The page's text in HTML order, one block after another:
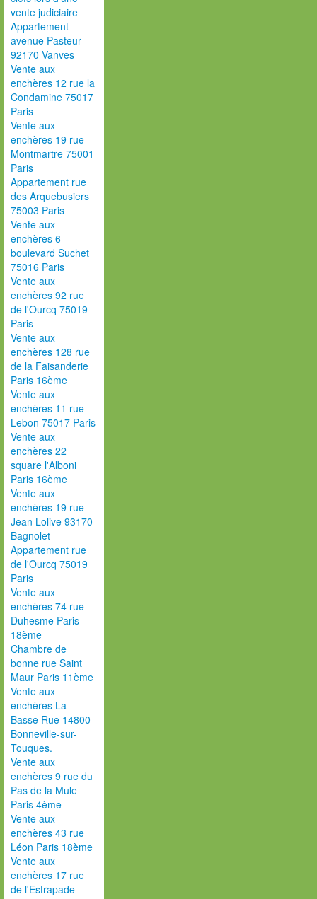
vente judiciaire
Appartement
avenue Pasteur
92170 Vanves
Vente aux
enchères 12 rue la
Condamine 75017
Paris
Vente aux
enchères 19 rue
Montmartre 75001
Paris
Appartement rue
des Arquebusiers
75003 Paris
Vente aux
enchères 6
boulevard Suchet
75016 Paris
Vente aux
enchères 92 rue
de l'Ourcq 75019
Paris
Vente aux
enchères 128 rue
de la Faisanderie
Paris 16ème
Vente aux
enchères 11 rue
Lebon 75017 Paris
Vente aux
enchères 22
square l'Alboni
Paris 16ème
Vente aux
enchères 19 rue
Jean Lolive 93170
Bagnolet
Appartement rue
de l'Ourcq 75019
Paris
Vente aux
enchères 74 rue
Duhesme Paris
18ème
Chambre de
bonne rue Saint
Maur Paris 11ème
Vente aux
enchères La
Basse Rue 14800
Bonneville-sur-
Touques.
Vente aux
enchères 9 rue du
Pas de la Mule
Paris 4ème
Vente aux
enchères 43 rue
Léon Paris 18ème
Vente aux
enchères 17 rue
de l'Estrapade